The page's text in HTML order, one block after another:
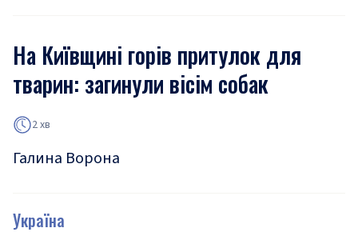
На Київщині горів притулок для
тварин: загинули вісім собак
2 хв
Галина Ворона
Україна